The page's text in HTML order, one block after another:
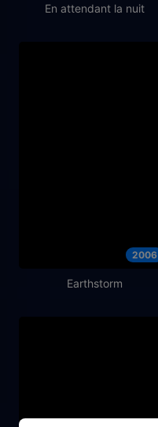
En attendant la nuit
2006
Earthstorm